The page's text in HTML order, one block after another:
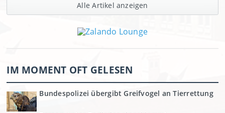
Alle Artikel anzeigen
IM MOMENT OFT GELESEN
Bundespolizei übergibt Greifvogel an Tierrettung